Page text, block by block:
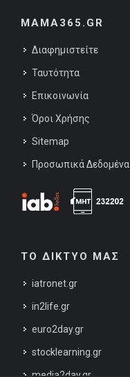
MAMA365.GR
Διαφημιστείτε
Ταυτότητα
Επικοινωνία
Όροι Χρήσης
Sitemap
Προσωπικά Δεδομένα
ΤΟ ΔΙΚΤΥΟ ΜΑΣ
iatronet.gr
in2life.gr
euro2day.gr
stocklearning.gr
media2day.gr